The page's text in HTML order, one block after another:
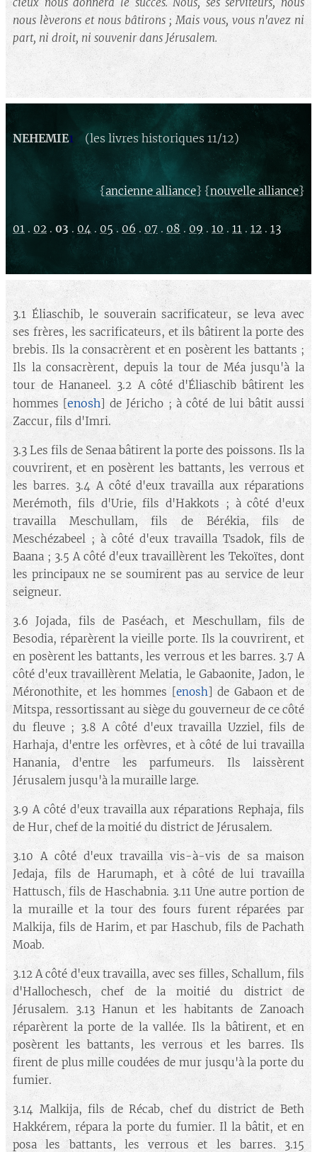
nous lèverons et nous bâtirons ; Mais vous, vous n'avez ni
part, ni droit, ni souvenir dans Jérusalem.
NEHEMIE1 (les livres historiques 11/12)
{ancienne alliance} {nouvelle alliance}
01 . 02 . 03 . 04 . 05 . 06 . 07 . 08 . 09. 10 . 11 . 12 . 13
3.1 Éliaschib, le souverain sacrificateur, se leva avec
ses frères, les sacrificateurs, et ils bâtirent la porte des
brebis. Ils la consacrèrent et en posèrent les battants ;
Ils la consacrèrent, depuis la tour de Méa jusqu'à la
tour de Hananeel. 3.2 A côté d'Éliaschib bâtirent les
hommes [enosh] de Jéricho ; à côté de lui bâtit aussi
Zaccur, fils d'Imri.
3.3 Les fils de Senaa bâtirent la porte des poissons. Ils la
couvrirent, et en posèrent les battants, les verrous et
les barres. 3.4 A côté d'eux travailla aux réparations
Merémoth, fils d'Urie, fils d'Hakkots ; à côté d'eux
travailla Meschullam, fils de Bérékia, fils de
Meschézabeel ; à côté d'eux travailla Tsadok, fils de
Baana ; 3.5 A côté d'eux travaillèrent les Tekoïtes, dont
les principaux ne se soumirent pas au service de leur
seigneur.
3.6 Jojada, fils de Paséach, et Meschullam, fils de
Besodia, réparèrent la vieille porte. Ils la couvrirent, et
en posèrent les battants, les verrous et les barres. 3.7 A
côté d'eux travaillèrent Melatia, le Gabaonite, Jadon, le
Méronothite, et les hommes [enosh] de Gabaon et de
Mitspa, ressortissant au siège du gouverneur de ce côté
du fleuve ; 3.8 A côté d'eux travailla Uzziel, fils de
Harhaja, d'entre les orfèvres, et à côté de lui travailla
Hanania, d'entre les parfumeurs. Ils laissèrent
Jérusalem jusqu'à la muraille large.
3.9 A côté d'eux travailla aux réparations Rephaja, fils
de Hur, chef de la moitié du district de Jérusalem.
3.10 A côté d'eux travailla vis-à-vis de sa maison
Jedaja, fils de Harumaph, et à côté de lui travailla
Hattusch, fils de Haschabnia. 3.11 Une autre portion de
la muraille et la tour des fours furent réparées par
Malkija, fils de Harim, et par Haschub, fils de Pachath
Moab.
3.12 A côté d'eux travailla, avec ses filles, Schallum, fils
d'Hallochesch, chef de la moitié du district de
Jérusalem. 3.13 Hanun et les habitants de Zanoach
réparèrent la porte de la vallée. Ils la bâtirent, et en
posèrent les battants, les verrous et les barres. Ils
firent de plus mille coudées de mur jusqu'à la porte du
fumier.
3.14 Malkija, fils de Récab, chef du district de Beth
Hakkérem, répara la porte du fumier. Il la bâtit, et en
posa les battants, les verrous et les barres. 3.15